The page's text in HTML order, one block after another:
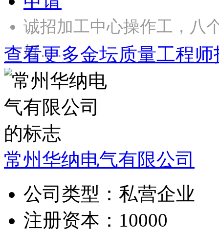
诚招加工中心操作工，八
好……
查看更多金坛质量工程
常州华纳电气有限公司
公司类型： 私营企业
注册资本： 10000